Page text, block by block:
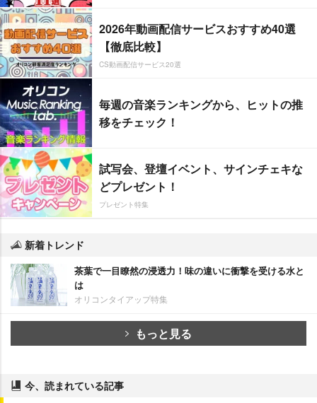
2026年動画配信サービスおすすめ40選
【徹底比較】
CS動画配信サービス20選
毎週の音楽ランキングから、ヒットの推
移をチェック！
試写会、登壇イベント、サインチェキな
どプレゼント！
プレゼント特集
新着トレンド
茶葉で一目瞭然の浸透力！味の違いに衝撃を受ける水と
は
オリコンタイアップ特集
もっと見る
今、読まれている記事